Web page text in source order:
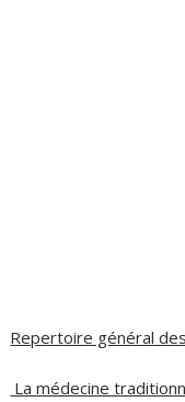
Repertoire général
La médecine